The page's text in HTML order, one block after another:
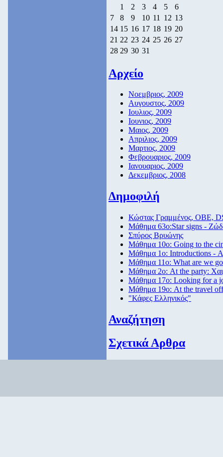
1
2 3 4 5
6
7
8 9 10 11 12 13
14 15 16 17 18 19 20
21 22 23 24 25 26 27
28 29 30 31
Αρχείο
Νοεμβριος, 2009
Αυγουστος, 2009
Ιουλιος, 2009
Ιουνιος, 2009
Μαιος, 2009
Απριλιος, 2009
Μαρτιος, 2009
Φεβρουαριος, 2009
Ιανουαριος, 2009
Δεκεμβριος, 2008
Δημοφιλή
Κώστας Γραμμένος, ΟΒΕ,
Μάθημα 63ο:Star signs -
Σπύρος Βρυώνης
Μάθημα 10ο: Going to the
Μάθημα 1ο: Introductions -
Μάθημα 11ο: What are we
Μάθημα 2ο: At the party:
Μάθημα 17ο: Looking for a
Μάθημα 19ο: At the travel
"Κάφες Ελληνικός"
Αναζήτηση
Σχετικά Αρθρα